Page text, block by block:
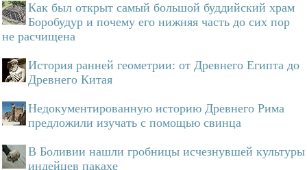
Как был открыт самый большой буддийский храм
Боробудур и почему его нижняя часть до сих пор
не расчищена
История ранней геометрии: от Древнего Египта до
Древнего Китая
Недокументированную историю Древнего Рима
предложили изучать с помощью свинца
В Боливии нашли гробницы исчезнувшей культуры
индейцев пакахе